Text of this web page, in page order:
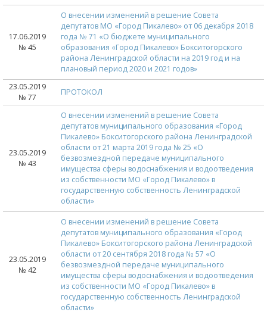
17.06.2019
№ 45
О внесении изменений в решение Совета
депутатов МО «Город Пикалево» от 06 декабря 2018
года № 71 «О бюджете муниципального
образования «Город Пикалево» Бокситогорского
района Ленинградской области на 2019 год и на
плановый период 2020 и 2021 годов»
23.05.2019
№ 77
ПРОТОКОЛ
23.05.2019
№ 43
О внесении изменений в решение Совета
депутатов муниципального образования «Город
Пикалево» Бокситогорского района Ленинградской
области от 21 марта 2019 года № 25 «О
безвозмездной передаче муниципального
имущества сферы водоснабжения и водоотведения
из собственности МО «Город Пикалево» в
государственную собственность Ленинградской
области»
23.05.2019
№ 42
О внесении изменений в решение Совета
депутатов муниципального образования «Город
Пикалево» Бокситогорского района Ленинградской
области от 20 сентября 2018 года № 57 «О
безвозмездной передаче муниципального
имущества сферы водоснабжения и водоотведения
из собственности МО «Город Пикалево» в
государственную собственность Ленинградской
области»